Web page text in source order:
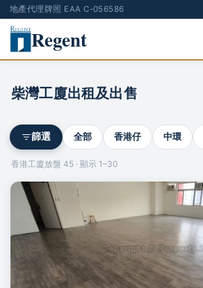
地產代理牌照 EAA C-056586
Regent
柴灣工廈出租及出售
篩選 全部 香港仔 中環
香港工廈放盤 45 · 顯示 1–30